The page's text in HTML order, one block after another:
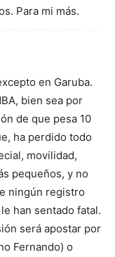
Para mi más.
en Garuba.
bien sea por
de que pesa 10
ha perdido todo
movilidad,
pequeños, y no
ningún registro
han sentado fatal.
será apostar por
Fernando) o